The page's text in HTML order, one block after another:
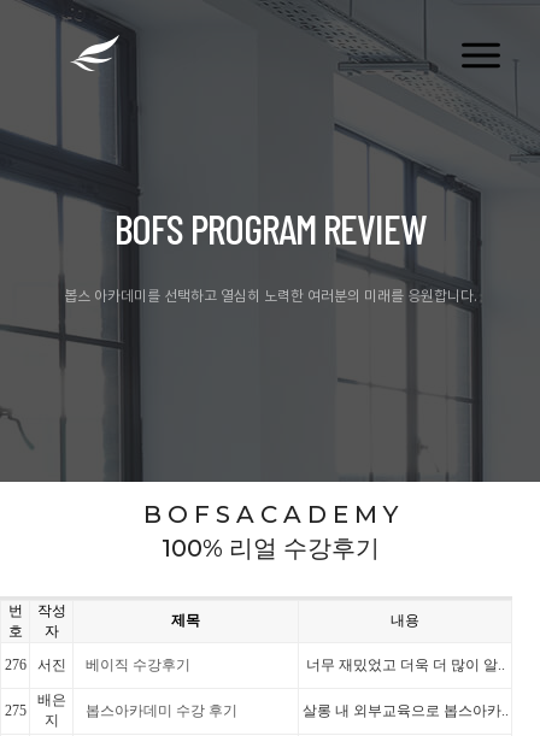
BOFS PROGRAM REVIEW
봅스 아카데미를 선택하고 열심히 노력한 여러분의 미래를 응원합니다.
B O F S A C A D E M Y
100% 리얼 수강후기
번
호
작성
자
제목 내용
276 서진 베이직 수강후기 너무 재밌었고 더욱 더 많이 알..
275
배은
지
봅스아카데미 수강 후기 살롱 내 외부교육으로 봅스아카..